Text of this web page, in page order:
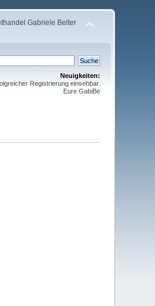
Gabriele Belter
Neuigkeiten:
Registrierung einsehbar.
Eure GabiBe